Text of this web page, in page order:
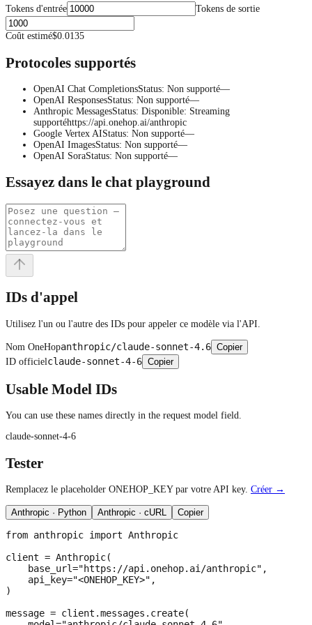
Tokens d'entrée Tokens de sortie
Coût estimé$0.0135
Protocoles supportés
OpenAI Chat CompletionsStatus: Non supporté—
OpenAI ResponsesStatus: Non supporté—
Anthropic MessagesStatus: Disponible: Streaming
supportéhttps://api.onehop.ai/anthropic
Google Vertex AIStatus: Non supporté—
OpenAI ImagesStatus: Non supporté—
OpenAI SoraStatus: Non supporté—
Essayez dans le chat playground
IDs d'appel
Utilisez l'un ou l'autre des IDs pour appeler ce modèle via l'API.
Nom OneHopanthropic/claude-sonnet-4.6 Copier
ID officielclaude-sonnet-4-6 Copier
Usable Model IDs
You can use these names directly in the request model field.
claude-sonnet-4-6
Tester
Remplacez le placeholder ONEHOP_KEY par votre API key. Créer →
Anthropic · Python Anthropic · cURL Copier
from anthropic import Anthropic
client = Anthropic(
    base_url="https://api.onehop.ai/anthropic",
    api_key="<ONEHOP_KEY>",
)
message = client.messages.create(